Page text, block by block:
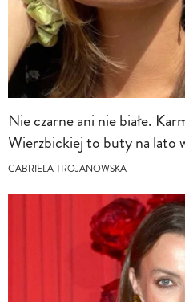
Nie czarne ani nie białe.
Wierzbickiej to buty na lato
GABRIELA TROJANOWSKA